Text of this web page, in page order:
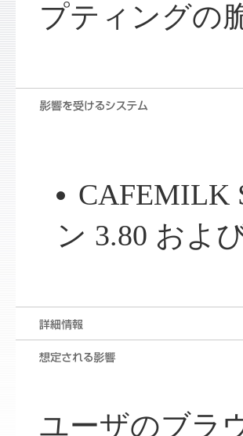
プティングの
CAFEMILK
ン 3.80 およ
ユーザのブラ